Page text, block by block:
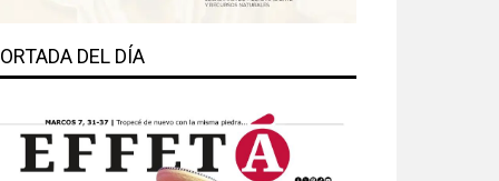
DEL DÍA